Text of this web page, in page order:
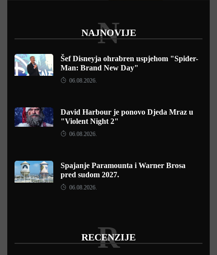
NAJNOVIJE
N
Šef Disneyja ohrabren uspjehom "Spider-
Man: Brand New Day"
06.08.2026.
David Harbour je ponovo Djeda Mraz u
"Violent Night 2"
06.08.2026.
Spajanje Paramounta i Warner Brosa
pred sudom 2027.
06.08.2026.
RECENZIJE
R